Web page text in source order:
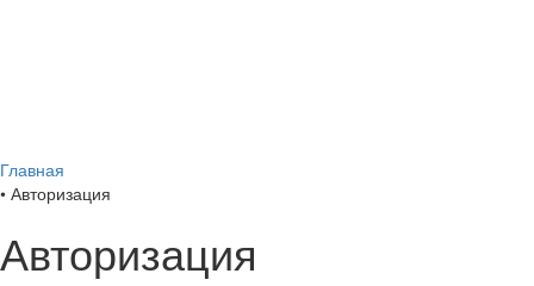
Главная
• Авторизация
Авторизация